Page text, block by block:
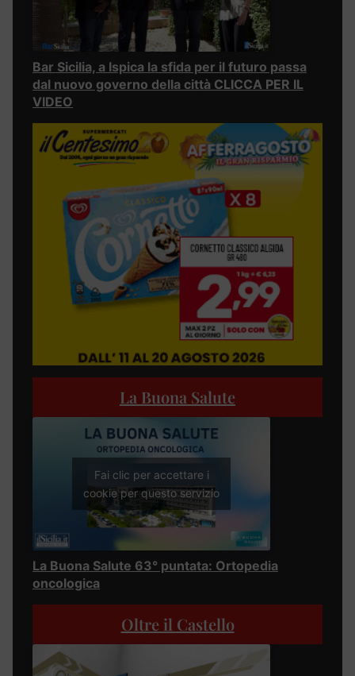
Bar Sicilia, a Ispica la sfida per il futuro passa
dal nuovo governo della città CLICCA PER IL
VIDEO
La Buona Salute
Fai clic per accettare i
cookie per questo servizio
La Buona Salute 63° puntata: Ortopedia
oncologica
Oltre il Castello